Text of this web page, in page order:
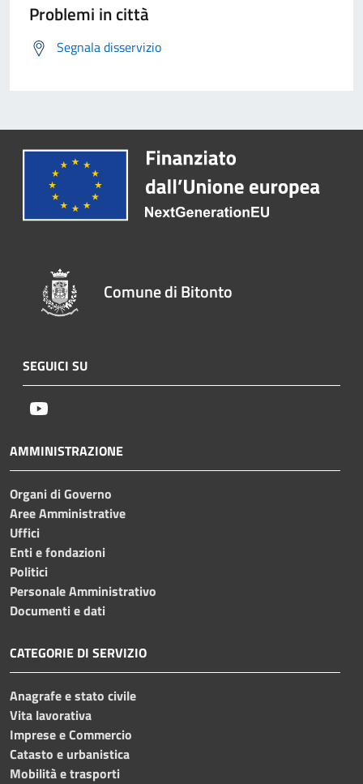
Problemi in città
Segnala disservizio
Comune di Bitonto
SEGUICI SU
AMMINISTRAZIONE
Organi di Governo
Aree Amministrative
Uffici
Enti e fondazioni
Politici
Personale Amministrativo
Documenti e dati
CATEGORIE DI SERVIZIO
Anagrafe e stato civile
Vita lavorativa
Imprese e Commercio
Catasto e urbanistica
Mobilità e trasporti